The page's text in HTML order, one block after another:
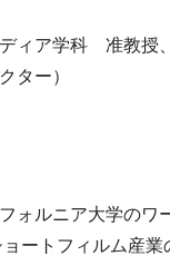
ィア学科 准教授
ター）
ォルニア大学のワ
ートフィルム産業